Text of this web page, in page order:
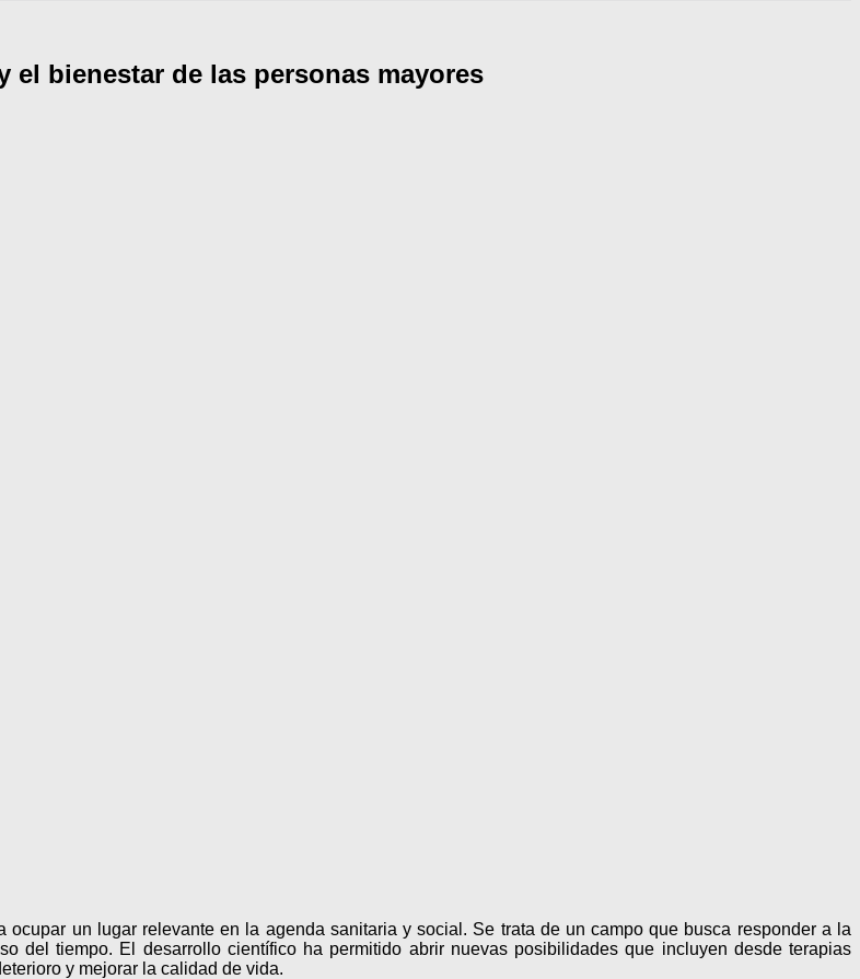
bienestar de las personas mayores
un lugar relevante en la agenda sanitaria y social. Se trata de un campo que busca responder a la
del tiempo. El desarrollo científico ha permitido abrir nuevas posibilidades que incluyen desde terapias
y mejorar la calidad de vida.